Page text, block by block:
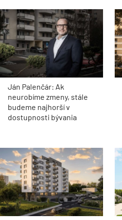
Ján Palenčár: Ak
neurobíme zmeny, stále
budeme najhorší v
dostupnosti bývania